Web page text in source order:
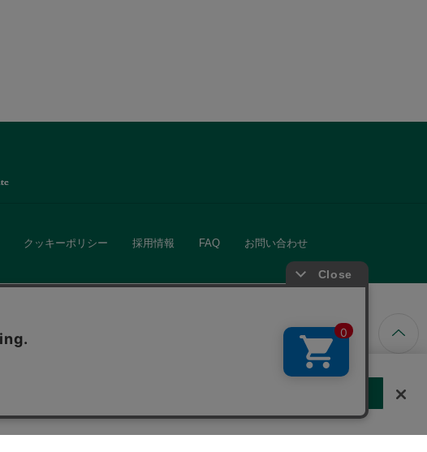
クッキーポリシー 採用情報 FAQ お問い合わせ